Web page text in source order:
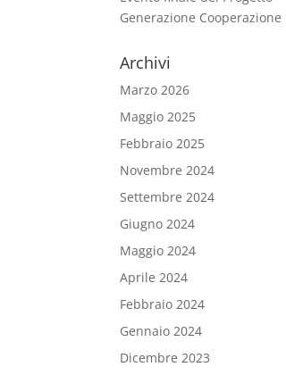
Generazione Cooperazione
Archivi
Marzo 2026
Maggio 2025
Febbraio 2025
Novembre 2024
Settembre 2024
Giugno 2024
Maggio 2024
Aprile 2024
Febbraio 2024
Gennaio 2024
Dicembre 2023